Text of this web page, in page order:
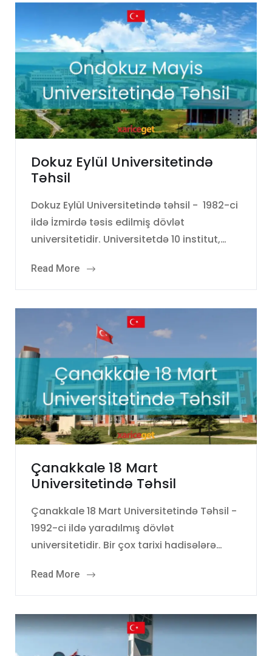
Dokuz Eylül Universitetində
Təhsil
Dokuz Eylül Universitetində təhsil - 1982-ci
ildə İzmirdə təsis edilmiş dövlət
universitetidir. Universitetdə 10 institut,…
Read More
Çanakkale 18 Mart
Universitetində Təhsil
Çanakkale 18 Mart Universitetində Təhsil -
1992-ci ildə yaradılmış dövlət
universitetidir. Bir çox tarixi hadisələrə…
Read More